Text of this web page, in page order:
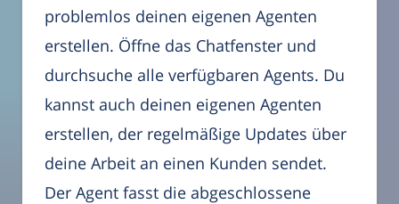
problemlos deinen eigenen Agenten
erstellen. Öffne das Chatfenster und
durchsuche alle verfügbaren Agents. Du
kannst auch deinen eigenen Agenten
erstellen, der regelmäßige Updates über
deine Arbeit an einen Kunden sendet.
Der Agent fasst die abgeschlossene